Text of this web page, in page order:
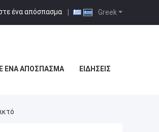
Greek
ένα απόσπασμα |
ΈΝΑ ΑΠΌΣΠΑΣΜΑ ΕΙΔΉΣΕΙΣ